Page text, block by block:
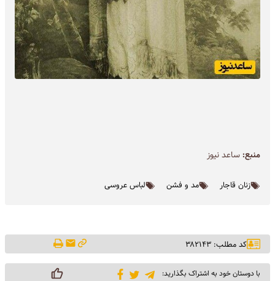
منبع:ساعد نیوز
زنان قاجار مد و فشن لباس عروسی
کد مطلب: ۳۸۲۱۴۳
با دوستان خود به اشتراک بگذارید: